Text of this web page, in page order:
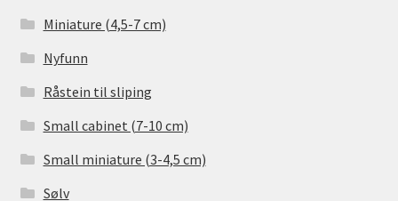
Miniature (4,5-7 cm)
Nyfunn
Råstein til sliping
Small cabinet (7-10 cm)
Small miniature (3-4,5 cm)
Sølv